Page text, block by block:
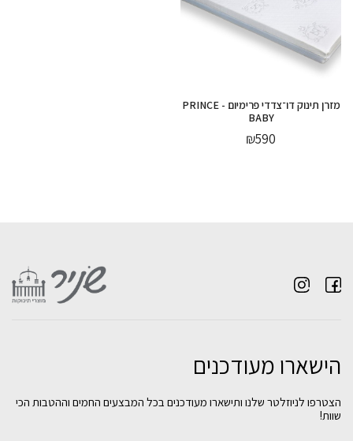
מזרן תינוק דו־צדדי פרימיום - PRINCE
BABY
₪590
הישארו מעודכנים
הצטרפו לניוזלטר שלנו ותישארו מעודכנים בכל המבצעים החמים וההטבות הכי
שוות!